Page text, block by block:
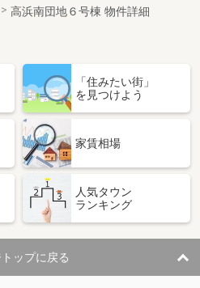
高浜南団地６号棟 物件詳細
「住みたい街」
を見つけよう
家賃相場
人気タウン
ランキング
ップに戻る